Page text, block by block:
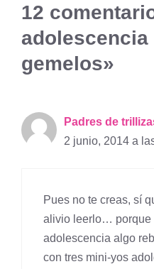
12
adolescencia
gemelos»
Padres de
2 junio, 2014 a
Pues no te creas, sí
alivio leerlo… porque
adolescencia algo
con tres mini-yos